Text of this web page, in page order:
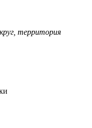
территория